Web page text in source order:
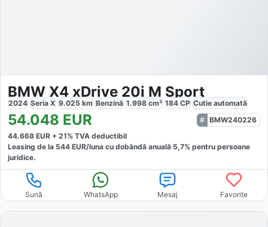
BMW X4 xDrive 20i M Sport
2024 Seria X 9.025 km Benzină 1.998 cm³ 184 CP Cutie automată
54.048 EUR
BMW240226
44.668 EUR + 21% TVA deductibil
Leasing de la 544 EUR/luna cu dobăndă anuală 5,7% pentru persoane
juridice.
Sună WhatsApp Mesaj Favorite